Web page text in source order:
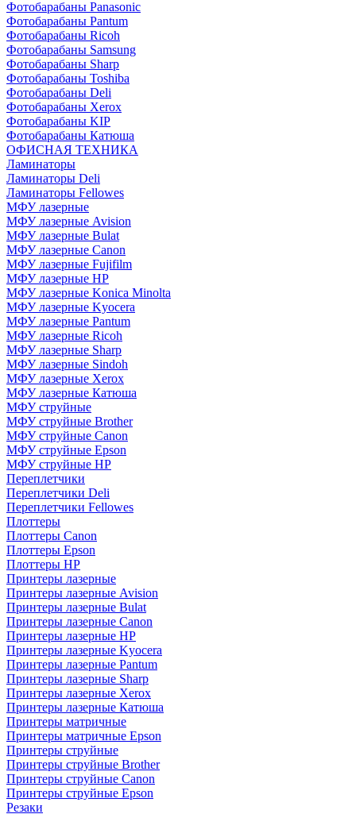
Фотобарабаны Panasonic
Фотобарабаны Pantum
Фотобарабаны Ricoh
Фотобарабаны Samsung
Фотобарабаны Sharp
Фотобарабаны Toshiba
Фотобарабаны Deli
Фотобарабаны Xerox
Фотобарабаны KIP
Фотобарабаны Катюша
ОФИСНАЯ ТЕХНИКА
Ламинаторы
Ламинаторы Deli
Ламинаторы Fellowes
МФУ лазерные
МФУ лазерные Avision
МФУ лазерные Bulat
МФУ лазерные Canon
МФУ лазерные Fujifilm
МФУ лазерные HP
МФУ лазерные Konica Minolta
МФУ лазерные Kyocera
МФУ лазерные Pantum
МФУ лазерные Ricoh
МФУ лазерные Sharp
МФУ лазерные Sindoh
МФУ лазерные Xerox
МФУ лазерные Катюша
МФУ струйные
МФУ струйные Brother
МФУ струйные Canon
МФУ струйные Epson
МФУ струйные HP
Переплетчики
Переплетчики Deli
Переплетчики Fellowes
Плоттеры
Плоттеры Canon
Плоттеры Epson
Плоттеры HP
Принтеры лазерные
Принтеры лазерные Avision
Принтеры лазерные Bulat
Принтеры лазерные Canon
Принтеры лазерные HP
Принтеры лазерные Kyocera
Принтеры лазерные Pantum
Принтеры лазерные Sharp
Принтеры лазерные Xerox
Принтеры лазерные Катюша
Принтеры матричные
Принтеры матричные Epson
Принтеры струйные
Принтеры струйные Brother
Принтеры струйные Canon
Принтеры струйные Epson
Резаки